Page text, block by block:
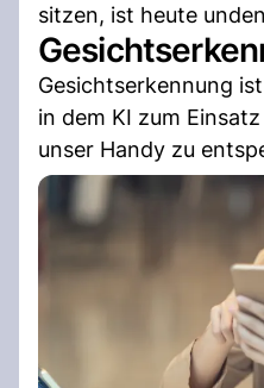
sitzen, ist heute
Gesichtserkennung
in dem KI zum
unser Handy zu